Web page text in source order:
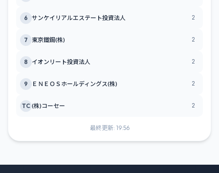
6 サンケイリアルエステート投資法人 2
7 東京鐵鋼(株) 2
8 イオンリート投資法人 2
9 ＥＮＥＯＳホールディングス(株) 2
TC (株)コーセー 2
最終更新: 19:56